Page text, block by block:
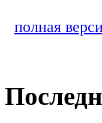
полная